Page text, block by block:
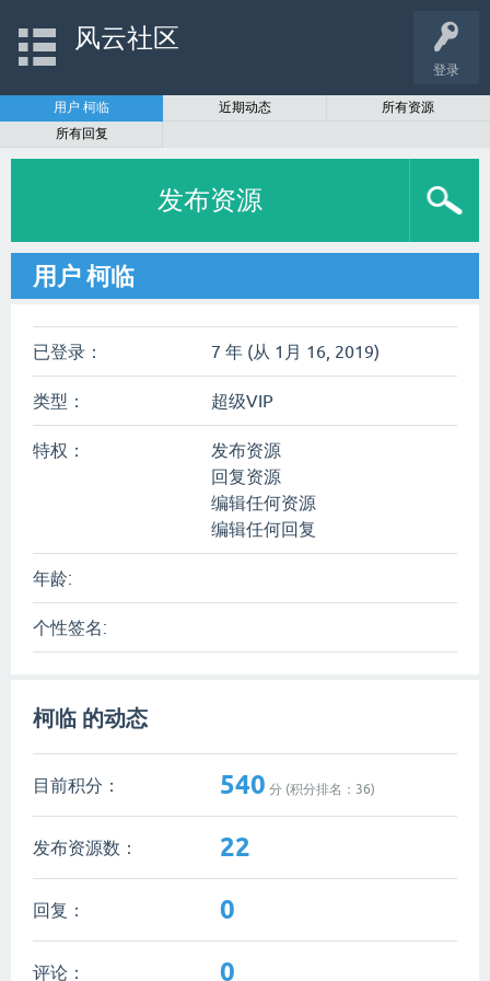
登录
风云社区
用户 柯临 近期动态
所有资源
所有回复
发布资源
用户 柯临
已登录： 7 年 (从 1月 16, 2019)
类型： 超级VIP
特权：
发布资源
回复资源
编辑任何资源
编辑任何回复
年龄:
个性签名:
柯临 的动态
目前积分： 540 分 (积分排名： 36)
发布资源数： 22
回复： 0
评论： 0